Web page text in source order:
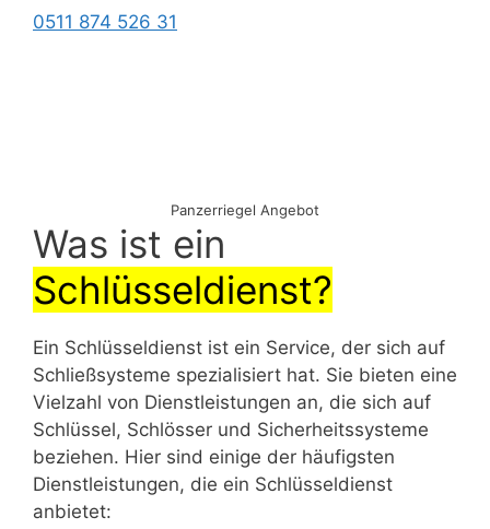
0511 874 526 31
Panzerriegel Angebot
Was ist ein
Schlüsseldienst?
Ein Schlüsseldienst ist ein Service, der sich auf
Schließsysteme spezialisiert hat. Sie bieten eine
Vielzahl von Dienstleistungen an, die sich auf
Schlüssel, Schlösser und Sicherheitssysteme
beziehen. Hier sind einige der häufigsten
Dienstleistungen, die ein Schlüsseldienst
anbietet: